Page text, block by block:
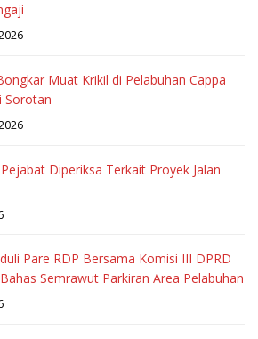
Muat Krikil di Pelabuhan Cappa
Sorotan
Diperiksa Terkait Proyek Jalan
Pare RDP Bersama Komisi III DPRD
Semrawut Parkiran Area Pelabuhan